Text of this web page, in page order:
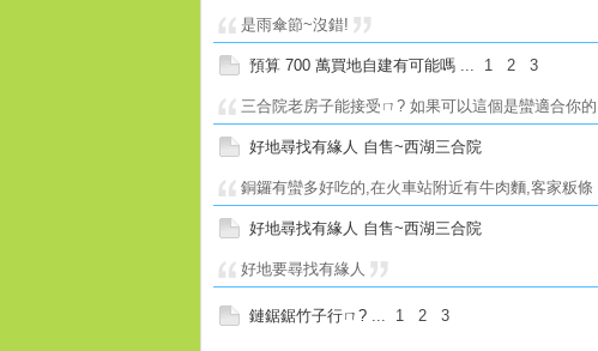
是雨傘節~沒錯!
預算 700 萬買地自建有可能嗎 1 2 3
三合院老房子能接受ㄇ? 如果可以這個是蠻適合你
好地尋找有緣人 自售~西湖三合院
銅鑼有蠻多好吃的,在火車站附近有牛肉麵,客家粄
好地尋找有緣人 自售~西湖三合院
好地要尋找有緣人
鏈鋸鋸竹子行ㄇ? 1 2 3